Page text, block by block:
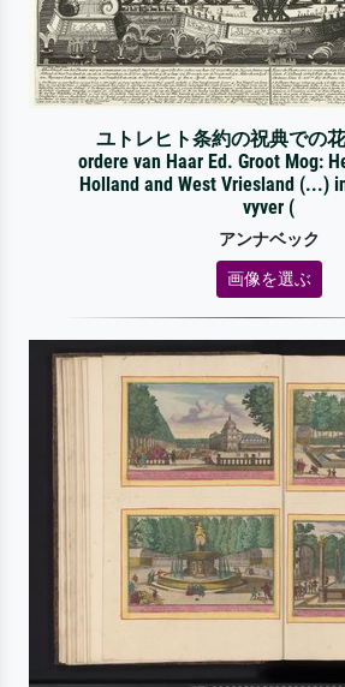
ユトレヒト条約の祝典での
ordere van Haar Ed. Groot Mog:
Holland and West Vriesland (...)
vyver (
アンナベック
画像を選ぶ